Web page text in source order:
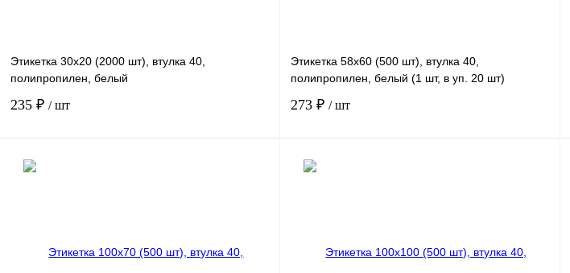
Этикетка 30х20 (2000 шт), втулка 40,
полипропилен, белый
235 ₽ / шт
Этикетка 58х60 (500 шт), втулка 40,
полипропилен, белый (1 шт, в уп. 20 шт)
273 ₽ / шт